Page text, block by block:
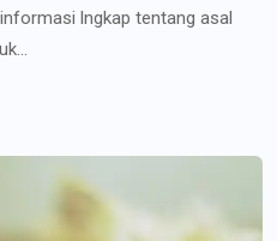
lngkap tentang asal